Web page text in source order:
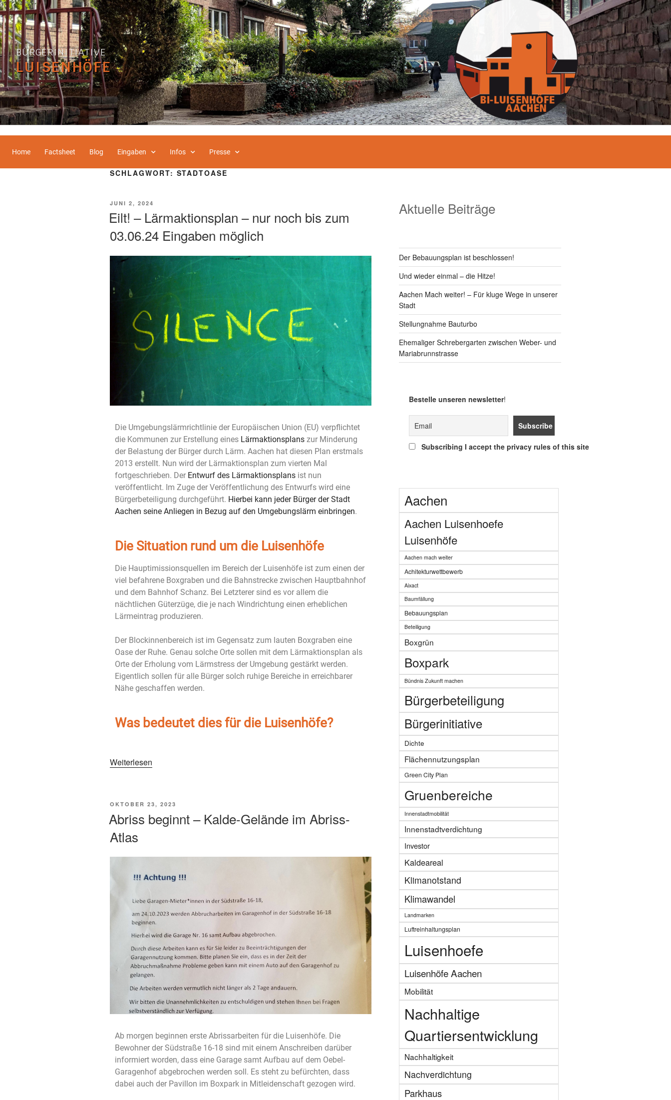
BÜRGERINITIATIVE
LUISENHÖFE
Home Factsheet Blog Eingaben Infos Presse
SCHLAGWORT: STADTOASE
JUNI 2, 2024
Eilt! – Lärmaktionsplan – nur noch bis zum
03.06.24 Eingaben möglich
Die Umgebungslärmrichtlinie der Europäischen Union (EU) verpflichtet
die Kommunen zur Erstellung eines Lärmaktionsplans zur Minderung
der Belastung der Bürger durch Lärm. Aachen hat diesen Plan erstmals
2013 erstellt. Nun wird der Lärmaktionsplan zum vierten Mal
fortgeschrieben. Der Entwurf des Lärmaktionsplans ist nun
veröffentlicht. Im Zuge der Veröffentlichung des Entwurfs wird eine
Bürgerbeteiligung durchgeführt. Hierbei kann jeder Bürger der Stadt
Aachen seine Anliegen in Bezug auf den Umgebungslärm einbringen.
Die Situation rund um die Luisenhöfe
Die Hauptimissionsquellen im Bereich der Luisenhöfe ist zum einen der
viel befahrene Boxgraben und die Bahnstrecke zwischen Hauptbahnhof
und dem Bahnhof Schanz. Bei Letzterer sind es vor allem die
nächtlichen Güterzüge, die je nach Windrichtung einen erheblichen
Lärmeintrag produzieren.
Der Blockinnenbereich ist im Gegensatz zum lauten Boxgraben eine
Oase der Ruhe. Genau solche Orte sollen mit dem Lärmaktionsplan als
Orte der Erholung vom Lärmstress der Umgebung gestärkt werden.
Eigentlich sollen für alle Bürger solch ruhige Bereiche in erreichbarer
Nähe geschaffen werden.
Was bedeutet dies für die Luisenhöfe?
Weiterlesen
OKTOBER 23, 2023
Abriss beginnt – Kalde-Gelände im Abriss-
Atlas
Ab morgen beginnen erste Abrissarbeiten für die Luisenhöfe. Die
Bewohner der Südstraße 16-18 sind mit einem Anschreiben darüber
informiert worden, dass eine Garage samt Aufbau auf dem Oebel-
Garagenhof abgebrochen werden soll. Es steht zu befürchten, dass
dabei auch der Pavillon im Boxpark in Mitleidenschaft gezogen wird.
Aktuelle Beiträge
Der Bebauungsplan ist beschlossen!
Und wieder einmal – die Hitze!
Aachen Mach weiter! – Für kluge Wege in unserer
Stadt
Stellungnahme Bauturbo
Ehemaliger Schrebergarten zwischen Weber- und
Mariabrunnstrasse
Bestelle unseren newsletter!
Subscribing I accept the privacy rules of this site
Aachen
Aachen Luisenhoefe
Luisenhöfe
Aachen mach weiter
Achitekturwettbewerb
Aixact
Baumfällung
Bebauungsplan
Beteiligung
Boxgrün
Boxpark
Bündnis Zukunft machen
Bürgerbeteiligung
Bürgerinitiative
Dichte
Flächennutzungsplan
Green City Plan
Gruenbereiche
Innenstadtmobilität
Innenstadtverdichtung
Investor
Kaldeareal
Klimanotstand
Klimawandel
Landmarken
Luftreinhaltungsplan
Luisenhoefe
Luisenhöfe Aachen
Mobilität
Nachhaltige
Quartiersentwicklung
Nachhaltigkeit
Nachverdichtung
Parkhaus